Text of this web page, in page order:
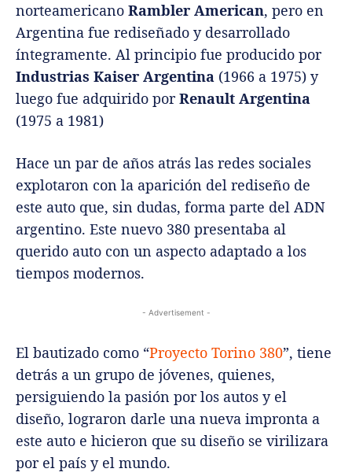
norteamericano Rambler American, pero en
Argentina fue rediseñado y desarrollado
íntegramente. Al principio fue producido por
Industrias Kaiser Argentina (1966 a 1975) y
luego fue adquirido porRenault Argentina
(1975 a 1981)
Hace un par de años atrás las redes sociales
explotaron con la aparición del rediseño de
este auto que, sin dudas, forma parte del ADN
argentino. Este nuevo 380 presentaba al
querido auto con un aspecto adaptado a los
tiempos modernos.
- Advertisement -
El bautizado como “Proyecto Torino 380”, tiene
detrás a un grupo de jóvenes, quienes,
persiguiendo la pasión por los autos y el
diseño, lograron darle una nueva impronta a
este auto e hicieron que su diseño se virilizara
por el país y el mundo.